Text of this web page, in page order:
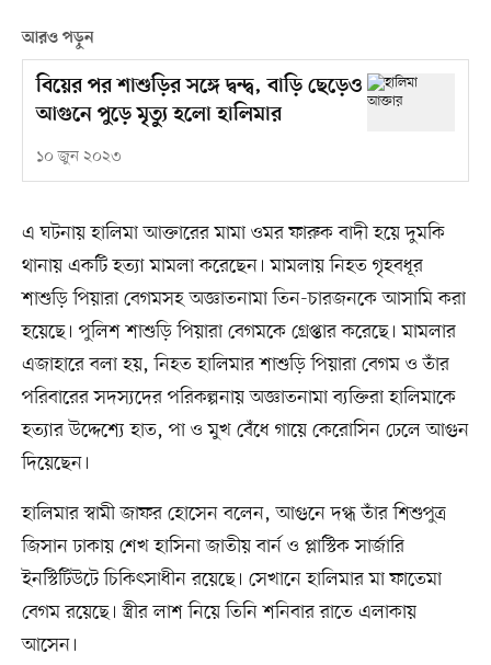
আরও পড়ুন
বিয়ের পর শাশুড়ির সঙ্গে দ্বন্দ্ব, বাড়ি ছেড়েও
আগুনে পুড়ে মৃত্যু হলো হালিমার
১০ জুন ২০২৩
এ ঘটনায় হালিমা আক্তারের মামা ওমর ফারুক বাদী হয়ে দুমকি
থানায় একটি হত্যা মামলা করেছেন। মামলায় নিহত গৃহবধূর
শাশুড়ি পিয়ারা বেগমসহ অজ্ঞাতনামা তিন-চারজনকে আসামি করা
হয়েছে। পুলিশ শাশুড়ি পিয়ারা বেগমকে গ্রেপ্তার করেছে। মামলার
এজাহারে বলা হয়, নিহত হালিমার শাশুড়ি পিয়ারা বেগম ও তাঁর
পরিবারের সদস্যদের পরিকল্পনায় অজ্ঞাতনামা ব্যক্তিরা হালিমাকে
হত্যার উদ্দেশ্যে হাত, পা ও মুখ বেঁধে গায়ে কেরোসিন ঢেলে আগুন
দিয়েছেন।
হালিমার স্বামী জাফর হোসেন বলেন, আগুনে দগ্ধ তাঁর শিশুপুত্র
জিসান ঢাকায় শেখ হাসিনা জাতীয় বার্ন ও প্লাস্টিক সার্জারি
ইনস্টিটিউটে চিকিৎসাধীন রয়েছে। সেখানে হালিমার মা ফাতেমা
বেগম রয়েছে। স্ত্রীর লাশ নিয়ে তিনি শনিবার রাতে এলাকায়
আসেন।